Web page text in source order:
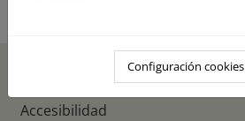
Configuración cookies
Accesibilidad